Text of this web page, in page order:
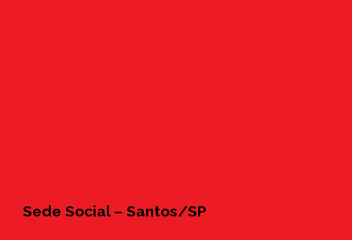
Sede Social – Santos/SP